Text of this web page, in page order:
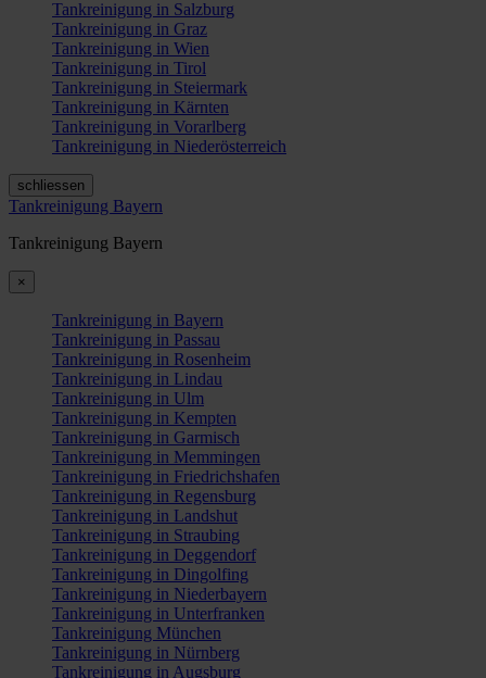
Tankreinigung in Salzburg
Tankreinigung in Graz
Tankreinigung in Wien
Tankreinigung in Tirol
Tankreinigung in Steiermark
Tankreinigung in Kärnten
Tankreinigung in Vorarlberg
Tankreinigung in Niederösterreich
schliessen
Tankreinigung Bayern
Tankreinigung Bayern
×
Tankreinigung in Bayern
Tankreinigung in Passau
Tankreinigung in Rosenheim
Tankreinigung in Lindau
Tankreinigung in Ulm
Tankreinigung in Kempten
Tankreinigung in Garmisch
Tankreinigung in Memmingen
Tankreinigung in Friedrichshafen
Tankreinigung in Regensburg
Tankreinigung in Landshut
Tankreinigung in Straubing
Tankreinigung in Deggendorf
Tankreinigung in Dingolfing
Tankreinigung in Niederbayern
Tankreinigung in Unterfranken
Tankreinigung München
Tankreinigung in Nürnberg
Tankreinigung in Augsburg